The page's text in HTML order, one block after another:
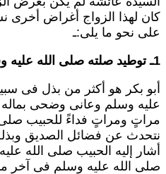
لهذا الزواج أغراض أخرى
نحو ما يلى:ـ
بكر هو أكثر من بذل فى سبيل
وسلم وعانى وضحى
ومراتٍ فداءً للحبيب صلى
عن فضائل الصديق وبذله
إليه الحبيب صلى الله عليه
الله عليه وسلم فى آخر